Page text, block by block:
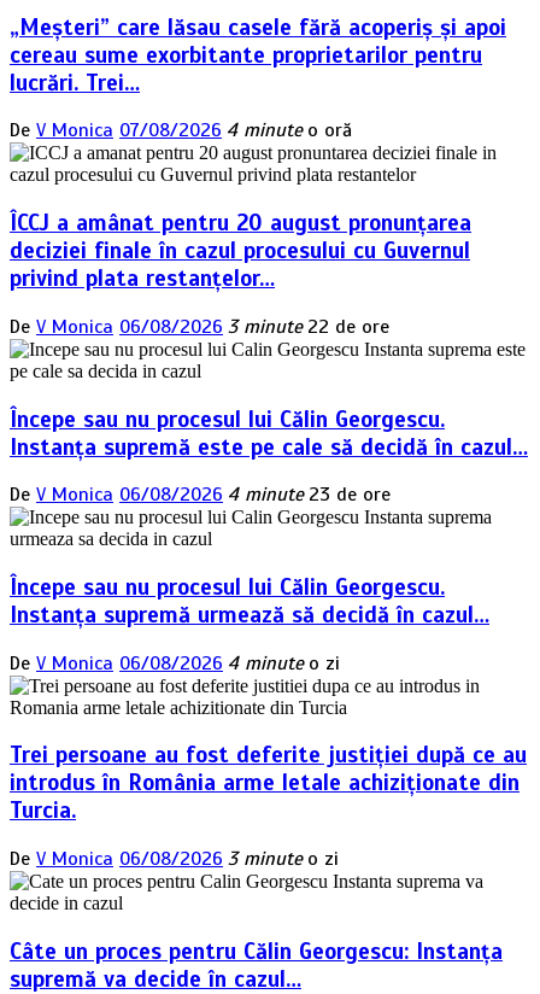
„Meșteri” care lăsau casele fără acoperiș și apoi
cereau sume exorbitante proprietarilor pentru
lucrări. Trei…
De V Monica 07/08/2026 4 minute o oră
ÎCCJ a amânat pentru 20 august pronunțarea
deciziei finale în cazul procesului cu Guvernul
privind plata restanțelor…
De V Monica 06/08/2026 3 minute 22 de ore
Începe sau nu procesul lui Călin Georgescu.
Instanța supremă este pe cale să decidă în cazul…
De V Monica 06/08/2026 4 minute 23 de ore
Începe sau nu procesul lui Călin Georgescu.
Instanța supremă urmează să decidă în cazul…
De V Monica 06/08/2026 4 minute o zi
Trei persoane au fost deferite justiției după ce au
introdus în România arme letale achiziționate din
Turcia.
De V Monica 06/08/2026 3 minute o zi
Câte un proces pentru Călin Georgescu: Instanța
supremă va decide în cazul…